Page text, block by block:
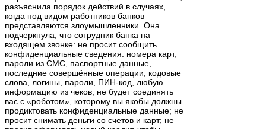
разъяснила порядок действий в случаях,
когда под видом работников банков
представляются злоумышленники. Она
подчеркнула, что сотрудник банка на
входящем звонке: не просит сообщить
конфиденциальные сведения: номера карт,
пароли из СМС, паспортные данные,
последние совершённые операции, кодовые
слова, логины, пароли, ПИН-код, любую
информацию из чеков; не будет соединять
вас с «роботом», которому вы якобы должны
продиктовать конфиденциальные данные; не
просит снимать деньги со счетов и карт; не